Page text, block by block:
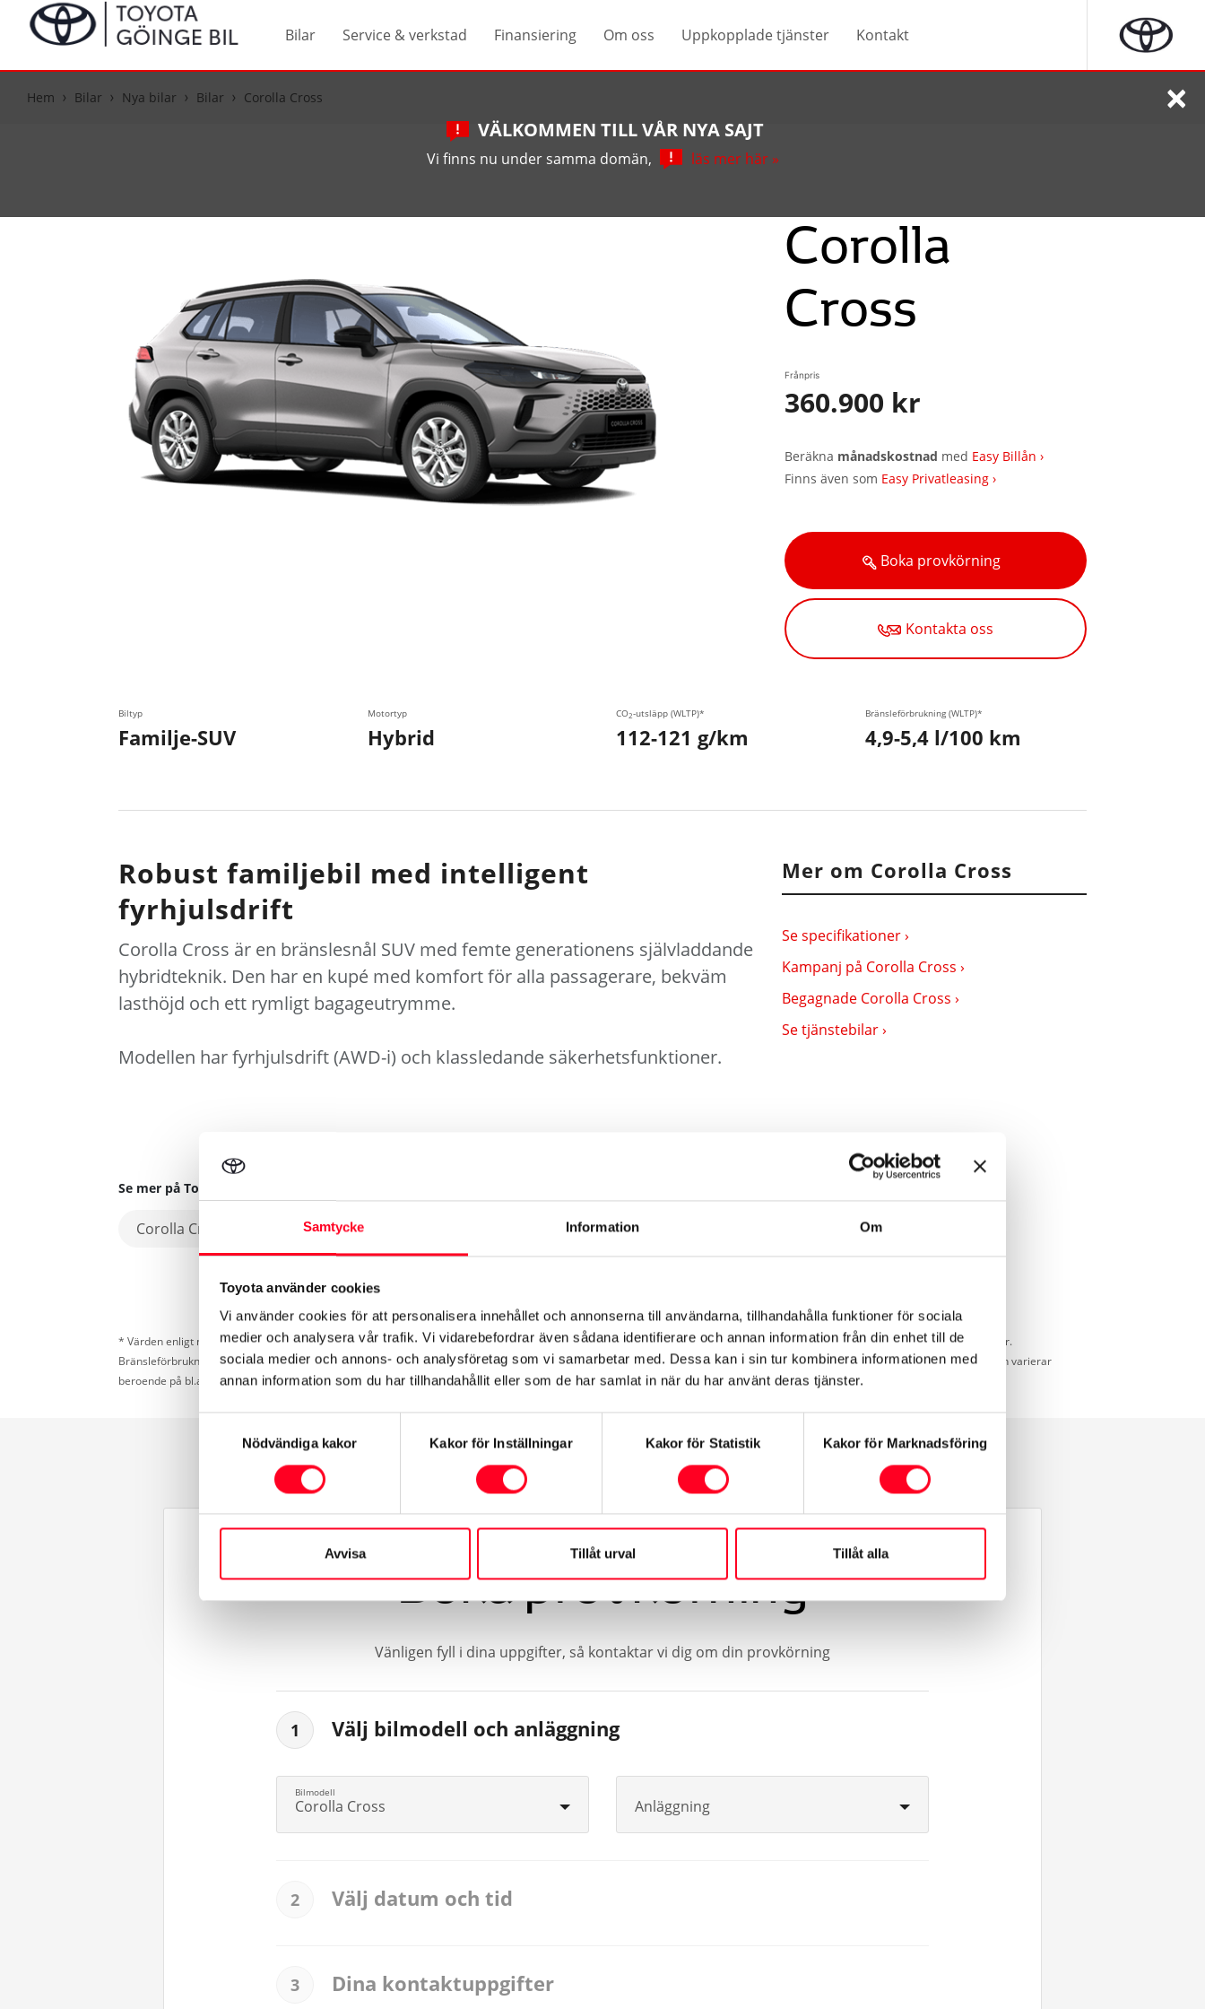
Samtycke Information Om
Toyota använder cookies
Vi använder cookies för att personalisera innehållet och annonserna till användarna, tillhandahålla funktioner för sociala
medier och analysera vår trafik. Vi vidarebefordrar även sådana identifierare och annan information från din enhet till de
sociala medier och annons- och analysföretag som vi samarbetar med. Dessa kan i sin tur kombinera informationen med
annan information som du har tillhandahållit eller som de har samlat in när du har använt deras tjänster.
Nödvändiga kakor
Kakor för Inställningar Kakor för Statistik Kakor för Marknadsföring
Avvisa Tillåt urval Tillåt alla
Bilar Service & verkstad Finansiering Om oss Uppkopplade tjänster Kontakt
Hem Bilar Nya bilar Bilar Corolla Cross
VÄLKOMMEN TILL VÅR NYA SAJT
Vi finns nu under samma domän, läs mer här »
×
Corolla
Cross
Frånpris
360.900 kr
Beräkna månadskostnad med Easy Billån ›
Finns även som Easy Privatleasing ›
Boka provkörning
Kontakta oss
Biltyp
Familje-SUV
Motortyp
Hybrid
CO2-utsläpp (WLTP)*
112-121 g/km
Bränsleförbrukning (WLTP)*
4,9-5,4 l/100 km
Robust familjebil med intelligent
fyrhjulsdrift
Corolla Cross är en bränslesnål SUV med femte generationens självladdande
hybridteknik. Den har en kupé med komfort för alla passagerare, bekväm
lasthöjd och ett rymligt bagageutrymme.
Modellen har fyrhjulsdrift (AWD-i) och klassledande säkerhetsfunktioner.
Mer om Corolla Cross
Se specifikationer ›
Kampanj på Corolla Cross ›
Begagnade Corolla Cross ›
Se tjänstebilar ›
Se mer på Toyota.se
Corolla Cross
* Värden enligt nya testcykeln WLTP som gäller för förbrukning och koldioxid (CO2) vid blandad körning. Denna deklaration är främst avsedd för jämförelse mellan olika bilmodeller.
Bränsleförbrukning och koldioxid (CO2) kan bli högre eller lägre beroende på bl.a. utrustning, körsätt och körförhållanden. Faktisk räckvidd som uppnås under verkliga förhållanden varierar
beroende på bl.a. temperatur, last- och dragvikt.
Boka provkörning
Vänligen fyll i dina uppgifter, så kontaktar vi dig om din provkörning
1 Välj bilmodell och anläggning
Corolla Cross Anläggning
2 Välj datum och tid
3 Dina kontaktuppgifter